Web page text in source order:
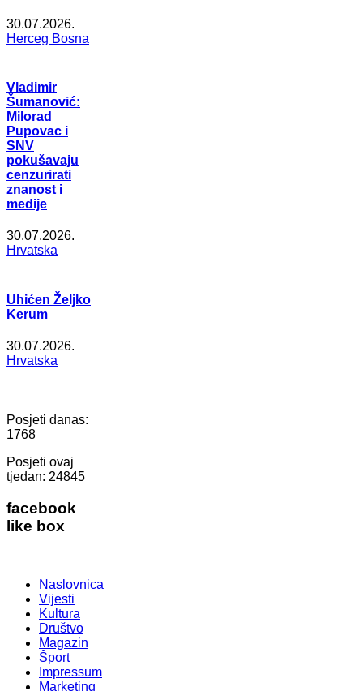
30.07.2026.
Herceg Bosna
Vladimir
Šumanović:
Milorad
Pupovac i
SNV
pokušavaju
cenzurirati
znanost i
medije
30.07.2026.
Hrvatska
Uhićen Željko
Kerum
30.07.2026.
Hrvatska
Posjeti danas:
1768
Posjeti ovaj
tjedan: 24845
facebook
like box
Naslovnica
Vijesti
Kultura
Društvo
Magazin
Šport
Impressum
Marketing